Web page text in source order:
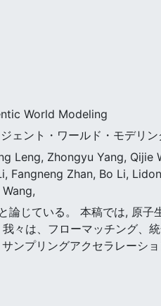
World Modeling
ェント・ワールド・モデリ
Leng, Zhongyu Yang, Qijie
Fangneng Zhan, Bo Li,
じている。 本稿では, 原子
々は、フローマッチング、
ンプリングアクセラレーシ